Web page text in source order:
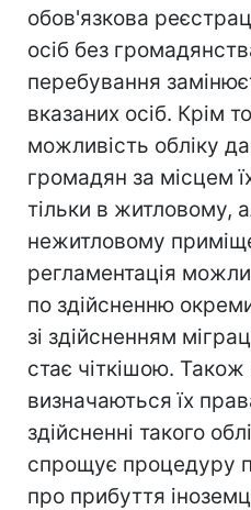
обов'язкова
осіб без
перебування
вказаних осіб. Крім
можливість обліку
громадян за місцем
тільки в житловому,
нежитловому
регламентація
по здійсненню
зі здійсненням
стає чіткішою. Також
визначаються їх
здійсненні такого
спрощує процедуру
про прибуття